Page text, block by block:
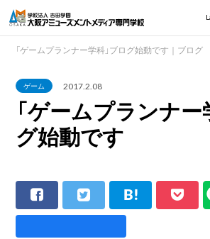
「ゲームプランナー学科」ブログ始動です｜ブログ
ゲーム 2017.2.08
「ゲームプランナー
グ始動です